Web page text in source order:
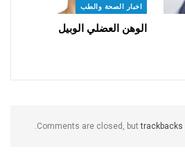
اخبار الصحة والطب
الوهن العضلي الوبيل
Comments are closed, buttrackbacks